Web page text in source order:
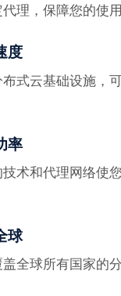
理，保障您的使用
度
布式云基础设施，
率
术和代理网络使
球
全球所有国家的